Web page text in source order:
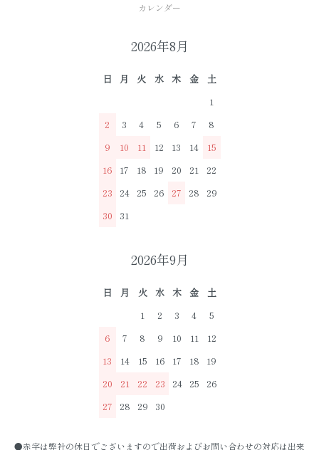
カレンダー
2026年8月
日 月 火 水 木 金
土
1
2
3 4 5 6 7
8
9
10 11 12 13 14
15
16
17 18 19 20 21
22
23 24 25 26 27 28 29
30
31
2026年9月
日 月 火 水 木 金
土
1
2 3 4
5
6
7 8 9 10 11
12
13
14 15 16 17 18
19
20
21 22 23 24 25 26
27 28 29 30
●赤字は弊社の休日でございますので出荷およびお問い合わせの対応は出来